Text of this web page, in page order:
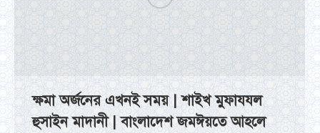
ক্ষমা অর্জনের এখনই সময় | শাইখ মুফাযযল
হুসাইন মাদানী | বাংলাদেশ জমঈয়তে আহলে